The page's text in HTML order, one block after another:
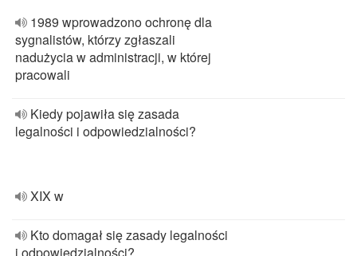
1989 wprowadzono ochronę dla
sygnalistów, którzy zgłaszali
nadużycia w administracji, w której
pracowali
Kiedy pojawiła się zasada
legalności i odpowiedzialności?
XIX w
Kto domagał się zasady legalności